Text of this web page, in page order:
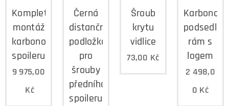
Kompletní
montáž
karbonového
spoileru
9 975,00
Kč
Černá
distanční
podložka
pro
šrouby
předního
spoileru
Šroub
krytu
vidlice
73,00 Kč
Karbonový
rám s
logem
2 498,0
0 Kč